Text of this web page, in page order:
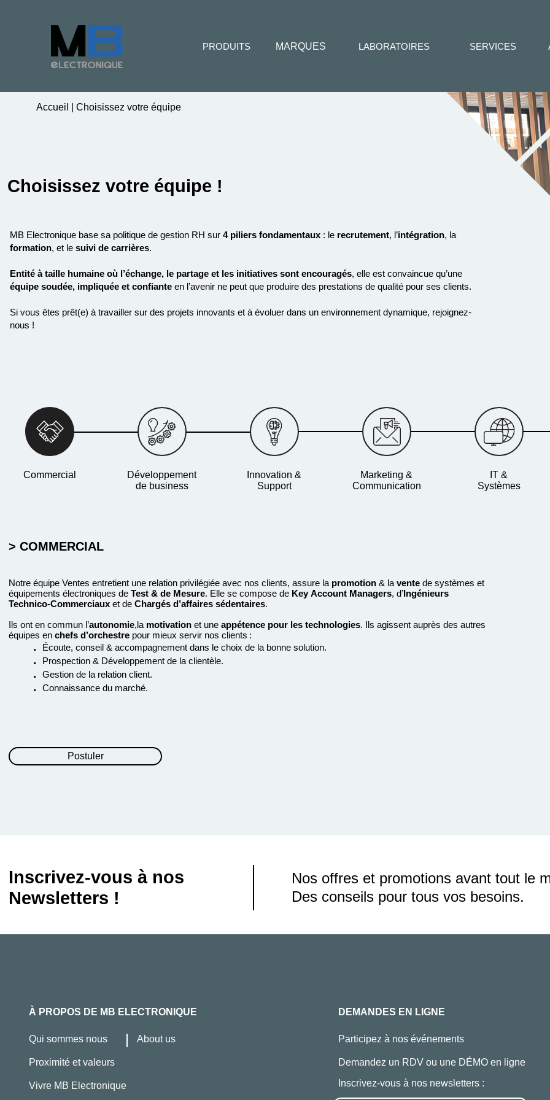
Accueil Choisissez votre équipe
Choisissez votre équipe !
Commercial
Développement
de business
Innovation &
Support
Marketing &
Communication
IT &
Systèmes
> COMMERCIAL
Notre équipe Ventes entretient une relation privilégiée avec nos clients, assure la promotion & la vente de systèmes et
équipements électroniques de Test & de Mesure. Elle se compose de Key Account Managers, d’Ingénieurs
Technico-Commerciaux et de Chargés d’affaires sédentaires.
Ils ont en commun l’autonomie,la motivation et une appétence pour les technologies. Ils agissent auprès des autres
équipes en chefs d’orchestre pour mieux servir nos clients :
. Écoute, conseil & accompagnement dans le choix de la bonne solution.
. Prospection & Développement de la clientèle.
. Gestion de la relation client.
. Connaissance du marché.
Postuler
MB Electronique base sa politique de gestion RH sur 4 piliers fondamentaux : le recrutement, l’intégration, la
formation, et le suivi de carrières.
Entité à taille humaine où l’échange, le partage et les initiatives sont encouragés, elle est convaincue qu’une
équipe soudée, impliquée et confiante en l’avenir ne peut que produire des prestations de qualité pour ses clients.
Si vous êtes prêt(e) à travailler sur des projets innovants et à évoluer dans un environnement dynamique, rejoignez-
nous !
Inscrivez-vous à nos
Newsletters !
Nos offres et promotions avant tout le
Des conseils pour tous vos besoins.
À PROPOS DE MB ELECTRONIQUE DEMANDES EN LIGNE
Qui sommes nous About us Participez à nos événements
Proximité et valeurs
Demandez un RDV ou une DÉMO en ligne
Vivre MB Electronique
Inscrivez-vous à nos newsletters :
PRODUITS MARQUES LABORATOIRES SERVICES